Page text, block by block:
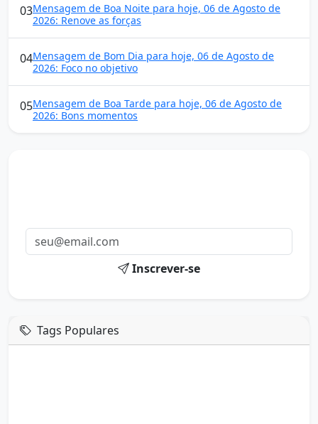
03Mensagem de Boa Noite para hoje, 06 de Agosto de
2026: Renove as forças
04Mensagem de Bom Dia para hoje, 06 de Agosto de
2026: Foco no objetivo
05Mensagem de Boa Tarde para hoje, 06 de Agosto de
2026: Bons momentos
Inscrever-se
Tags Populares